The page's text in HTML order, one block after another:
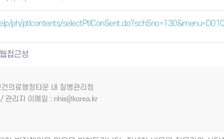
ph/ptlcontents/
접근성
의료행정타운 내 질병관리청
리자 이메일 : nhis@korea.kr